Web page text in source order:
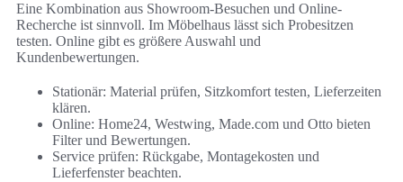
Eine Kombination aus Showroom-Besuchen und Online-
Recherche ist sinnvoll. Im Möbelhaus lässt sich Probesitzen
testen. Online gibt es größere Auswahl und
Kundenbewertungen.
Stationär: Material prüfen, Sitzkomfort testen, Lieferzeiten
klären.
Online: Home24, Westwing, Made.com und Otto bieten
Filter und Bewertungen.
Service prüfen: Rückgabe, Montagekosten und
Lieferfenster beachten.